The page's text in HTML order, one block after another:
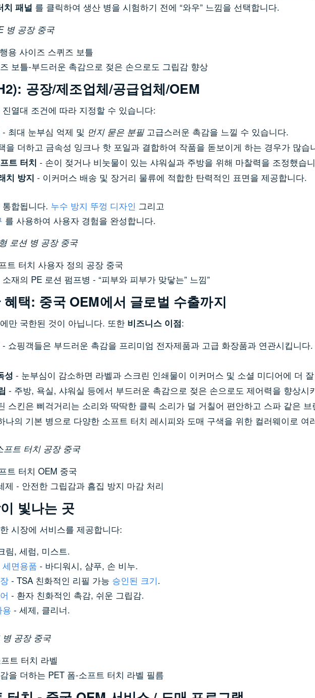
치 패널 를 클릭하여 생산 병을 시험하기 전에 “와우” 느낌을 선택합니다.
병 공장 중국
보틀-부드러운 촉감으로 젖은 손으로도 그립감 향상
공장/제조업체/공급업체/OEM
열대 조건에 따라 지정할 수 있습니다:
- 최대 눈부심 억제 및 먼지 묻은 분필고급스러운 촉감을 느낄 수 있습니다.
을 더하고 금속성 잉크나 핫 포일과 결합하여 작품을 돋보이게 하는 경우가 많습
트 터치 - 손이 젖거나 비눗물이 있는 샤워실과 주방을 위해 마찰력을 조정했습
치 방지 - 이커머스 배송 및 장거리 물류에 적합한 탄력적인 표면을 제공합니다.
합됩니다. 누수 방지 뚜껑 디자인 그리고
를 사용하여 사용자 경험을 완성합니다.
로션 병 공장 중국
재의 PE 로션 펌프병 - “피부와 피부가 맞닿는” 느낌”
택: 중국 OEM에서 글로벌 수출까지
만 국한된 것이 아닙니다. 또한 비즈니스 이점:
- 쇼핑객들은 부드러운 촉감을 프리미엄 전자제품과 고급 화장품과 연관시킵니
성 - 눈부심이 감소하면 라벨과 스크린 인쇄물이 이커머스 및 소셜 미디어에 더
- 주방, 욕실, 샤워실 등에서 부드러운 촉감으로 젖은 손으로도 제어력을 향상시
스킨은 삐걱거리는 소리와 딱딱한 클릭 소리가 덜 거칠어 편안하고 스파 같은
나의 기본 병으로 다양한 소프트 터치 레시피와 도매 구색을 위한 컬러웨이로 여
프트 터치 공장 중국
제 - 안전한 그립감과 흠집 방지 마감 처리
빛나는 곳
시장에 서비스를 제공합니다:
림, 세럼, 미스트.
면용품 - 바디워시, 샴푸, 손 비누.
- TSA 친화적인 리필 가능 승인된 크기.
- 환자 친화적인 촉감, 쉬운 그립감.
- 세제, 클리너.
병 공장 중국
을 더하는 PET 폼-소프트 터치 라벨 필름